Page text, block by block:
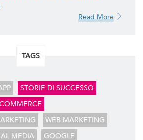
Read More
TAGS
STORIE DI SUCCESSO
WEB MARKETING
MEDIA GOOGLE
Pagina di Google. Scopri